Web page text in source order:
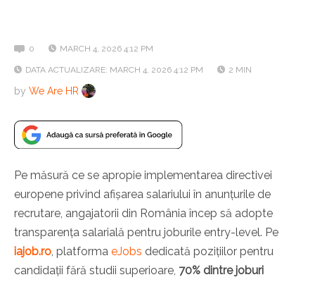
0 MARCH 4, 2026 4:12 PM
DATA ACTUALIZARE: MARCH 4, 2026 4:12 PM 2 MIN
by We Are HR
Pe măsură ce se apropie implementarea directivei
europene privind afișarea salariului în anunțurile de
recrutare, angajatorii din România încep să adopte
transparența salarială pentru joburile entry-level. Pe
iajob.ro, platforma eJobs dedicată pozițiilor pentru
candidații fără studii superioare, 70% dintre joburi